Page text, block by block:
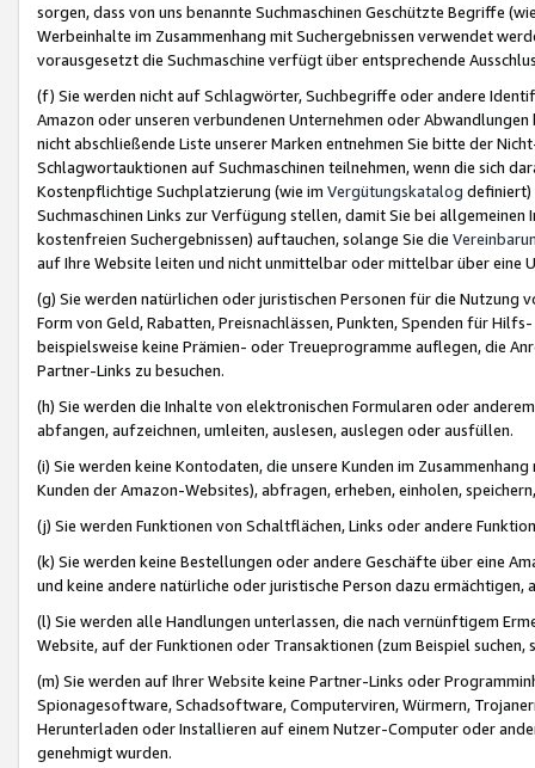
sorgen, dass von uns benannte Suchmaschinen Geschützte Begriffe
Werbeinhalte im Zusammenhang mit Suchergebnissen verwendet
vorausgesetzt die Suchmaschine verfügt über entsprechende
(f) Sie werden nicht auf Schlagwörter, Suchbegriffe oder andere
Amazon oder unseren verbundenen Unternehmen oder
nicht abschließende Liste unserer Marken entnehmen Sie bitte der
Schlagwortauktionen auf Suchmaschinen teilnehmen, wenn die sich
Kostenpflichtige Suchplatzierung (wie im Vergütungskatalog definiert)
Suchmaschinen Links zur Verfügung stellen, damit Sie bei
kostenfreien Suchergebnissen) auftauchen, solange Sie die
auf Ihre Website leiten und nicht unmittelbar oder mittelbar über eine
(g) Sie werden natürlichen oder juristischen Personen für die Nutzung
Form von Geld, Rabatten, Preisnachlässen, Punkten, Spenden für
beispielsweise keine Prämien- oder Treueprogramme auflegen, die
Partner-Links zu besuchen.
(h) Sie werden die Inhalte von elektronischen Formularen oder
abfangen, aufzeichnen, umleiten, auslesen, auslegen oder ausfüllen.
(i) Sie werden keine Kontodaten, die unsere Kunden im
Kunden der Amazon-Websites), abfragen, erheben, einholen,
(j) Sie werden Funktionen von Schaltflächen, Links oder andere
(k) Sie werden keine Bestellungen oder andere Geschäfte über eine
und keine andere natürliche oder juristische Person dazu
(l) Sie werden alle Handlungen unterlassen, die nach vernünftigem
Website, auf der Funktionen oder Transaktionen (zum Beispiel
(m) Sie werden auf Ihrer Website keine Partner-Links oder
Spionagesoftware, Schadsoftware, Computerviren, Würmern,
Herunterladen oder Installieren auf einem Nutzer-Computer oder
genehmigt wurden.